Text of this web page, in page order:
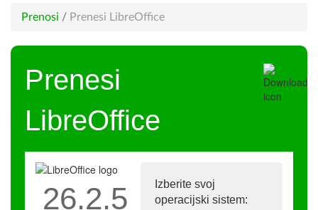
Prenosi / Prenesi LibreOffice
Prenesi
LibreOffice
Izberite svoj
operacijski sistem:
26.2.5